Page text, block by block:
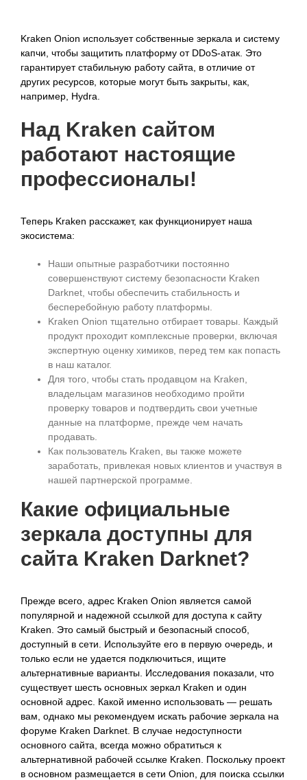
Kraken Onion использует собственные зеркала и систему
капчи, чтобы защитить платформу от DDoS-атак. Это
гарантирует стабильную работу сайта, в отличие от
других ресурсов, которые могут быть закрыты, как,
например, Hydra.
Над Kraken сайтом
работают настоящие
профессионалы!
Теперь Kraken расскажет, как функционирует наша
экосистема:
Наши опытные разработчики постоянно
совершенствуют систему безопасности Kraken
Darknet, чтобы обеспечить стабильность и
бесперебойную работу платформы.
Kraken Onion тщательно отбирает товары. Каждый
продукт проходит комплексные проверки, включая
экспертную оценку химиков, перед тем как попасть
в наш каталог.
Для того, чтобы стать продавцом на Kraken,
владельцам магазинов необходимо пройти
проверку товаров и подтвердить свои учетные
данные на платформе, прежде чем начать
продавать.
Как пользователь Kraken, вы также можете
заработать, привлекая новых клиентов и участвуя в
нашей партнерской программе.
Какие официальные
зеркала доступны для
сайта Kraken Darknet?
Прежде всего, адрес Kraken Onion является самой
популярной и надежной ссылкой для доступа к сайту
Kraken. Это самый быстрый и безопасный способ,
доступный в сети. Используйте его в первую очередь, и
только если не удается подключиться, ищите
альтернативные варианты. Исследования показали, что
существует шесть основных зеркал Kraken и один
основной адрес. Какой именно использовать — решать
вам, однако мы рекомендуем искать рабочие зеркала на
форуме Kraken Darknet. В случае недоступности
основного сайта, всегда можно обратиться к
альтернативной рабочей ссылке Kraken. Поскольку проект
в основном размещается в сети Onion, для поиска ссылки